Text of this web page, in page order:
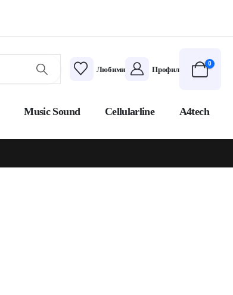
Любими Профил
0
Music Sound Cellularline A4tech